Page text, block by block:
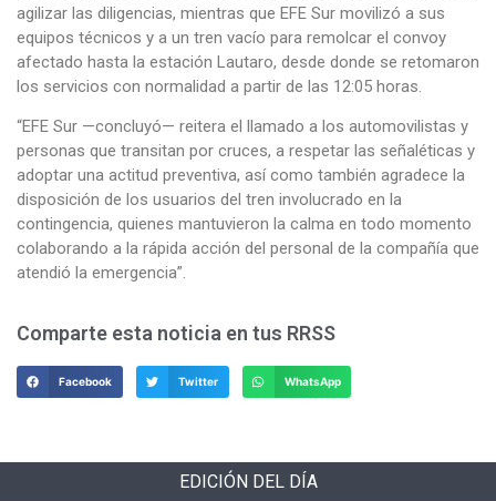
agilizar las diligencias, mientras que EFE Sur movilizó a sus
equipos técnicos y a un tren vacío para remolcar el convoy
afectado hasta la estación Lautaro, desde donde se retomaron
los servicios con normalidad a partir de las 12:05 horas.
“EFE Sur —concluyó— reitera el llamado a los automovilistas y
personas que transitan por cruces, a respetar las señaléticas y
adoptar una actitud preventiva, así como también agradece la
disposición de los usuarios del tren involucrado en la
contingencia, quienes mantuvieron la calma en todo momento
colaborando a la rápida acción del personal de la compañía que
atendió la emergencia”.
Comparte esta noticia en tus RRSS
Facebook Twitter WhatsApp
EDICIÓN DEL DÍA